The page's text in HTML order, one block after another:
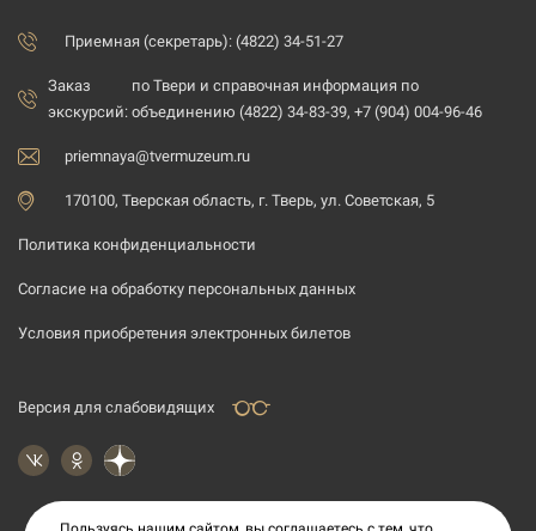
Приемная (секретарь): (4822) 34-51-27
Заказ
экскурсий:
по Твери и справочная информация по
объединению (4822) 34-83-39, +7 (904) 004-96-46
priemnaya@tvermuzeum.ru
170100, Тверская область, г. Тверь, ул. Советская, 5
Политика конфиденциальности
Согласие на обработку персональных данных
Условия приобретения электронных билетов
Версия для слабовидящих